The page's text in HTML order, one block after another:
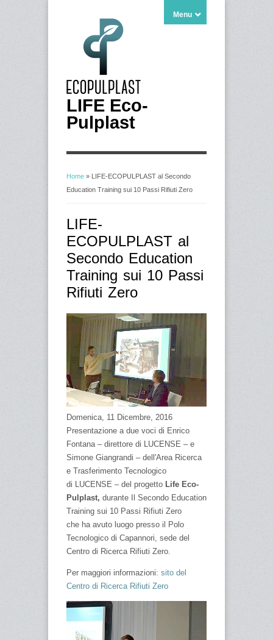
LIFE Eco-
Pulplast
Menu
Tu sei qui
Home » LIFE-ECOPULPLAST al Secondo
Education Training sui 10 Passi Rifiuti Zero
LIFE-
ECOPULPLAST al
Secondo Education
Training sui 10 Passi
Rifiuti Zero
Domenica, 11 Dicembre, 2016
Presentazione a due voci di Enrico
Fontana – direttore di LUCENSE – e
Simone Giangrandi – dell'Area Ricerca
e Trasferimento Tecnologico
di LUCENSE – del progetto Life Eco-
Pulplast, durante Il Secondo Education
Training sui 10 Passi Rifiuti Zero
che ha avuto luogo presso il Polo
Tecnologico di Capannori, sede del
Centro di Ricerca Rifiuti Zero.
Per maggiori informazioni: sito del
Centro di Ricerca Rifiuti Zero